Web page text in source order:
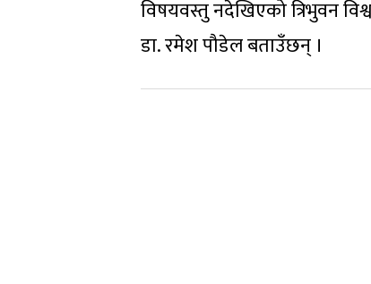
विषयवस्तु नदेखिएको त्रिभुवन
डा. रमेश पौडेल बताउँछन् ।